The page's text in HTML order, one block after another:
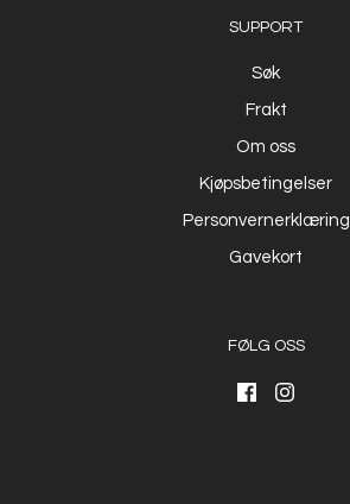
SUPPORT
Søk
Frakt
Om oss
Kjøpsbetingelser
Personvernerklæring
Gavekort
FØLG OSS